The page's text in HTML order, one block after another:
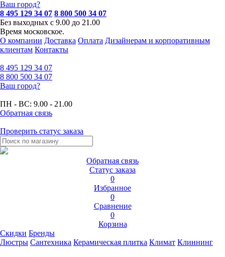
Ваш город?
8 495 129 34 07 8 800 500 34 07
Без выходных с 9.00 до 21.00
Время московское.
О компании Доставка Оплата Дизайнерам и корпоративным
клиентам Контакты
8 495 129 34 07
8 800 500 34 07
Ваш город?
ПН - ВС: 9.00 - 21.00
Обратная связь
Проверить статус заказа
Обратная связь
Статус заказа
0
Избранное
0
Сравнение
0
Корзина
Скидки Бренды
Люстры Сантехника Керамическая плитка Климат Клиннинг